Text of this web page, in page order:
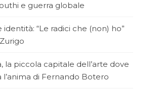
e guerra globale
identità: “Le radici che (non) ho”
la piccola capitale dell’arte dove
l’anima di Fernando Botero